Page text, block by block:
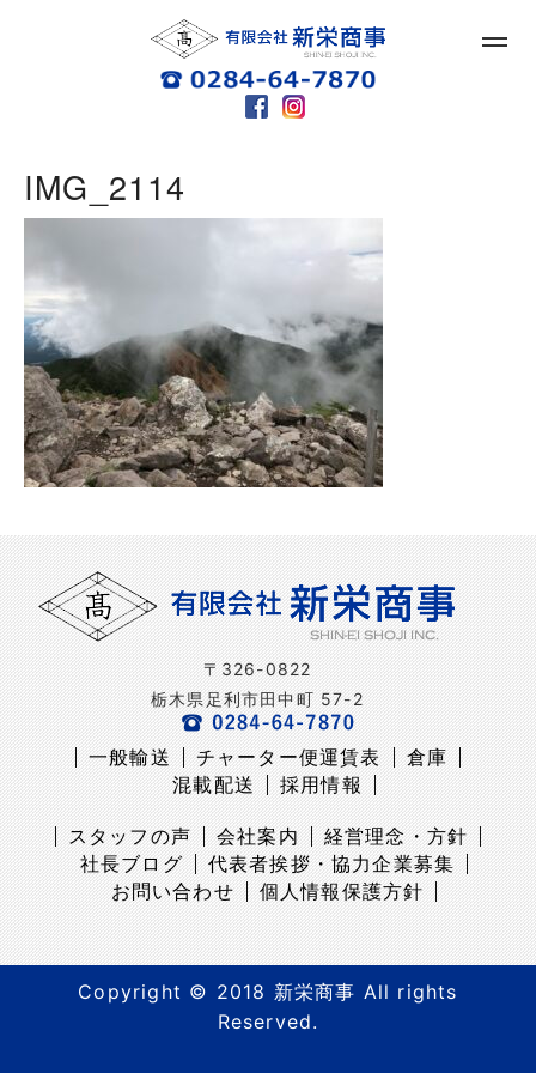
IMG_2114
〒326-0822
栃木県足利市田中町 57-2
一般輸送 チャーター便運賃表
倉庫
混載配送
採用情報
スタッフの声 会社案内
経営理念・方針
社長ブログ
代表者挨拶・協力企業募集
お問い合わせ
個人情報保護方針
Copyright © 2018 新栄商事 All rights
Reserved.